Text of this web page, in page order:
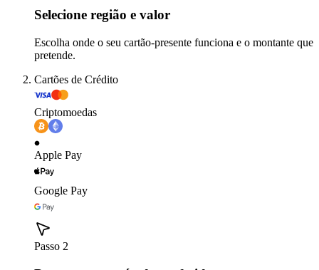
Selecione região e valor
Escolha onde o seu cartão-presente funciona e o montante que
pretende.
Cartões de Crédito
Criptomoedas
Apple Pay
Google Pay
Passo 2